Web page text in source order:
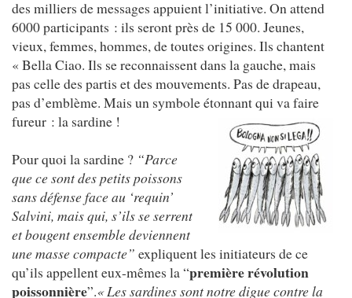
des milliers de messages appuient l’initiative. On attend
6000 participants : ils seront près de 15 000. Jeunes,
vieux, femmes, hommes, de toutes origines. Ils chantent
« Bella Ciao. Ils se reconnaissent dans la gauche, mais
pas celle des partis et des mouvements. Pas de drapeau,
pas d’emblème. Mais un symbole étonnant qui va faire
fureur : la sardine !
Pour quoi la sardine ? “Parce
que ce sont des petits poissons
sans défense face au ‘requin’
Salvini, mais qui, s’ils se serrent
et bougent ensemble deviennent
une masse compacte” expliquent les initiateurs de ce
qu’ils appellent eux-mêmes la “première révolution
poissonnière”.« Les sardines sont notre digue contre la